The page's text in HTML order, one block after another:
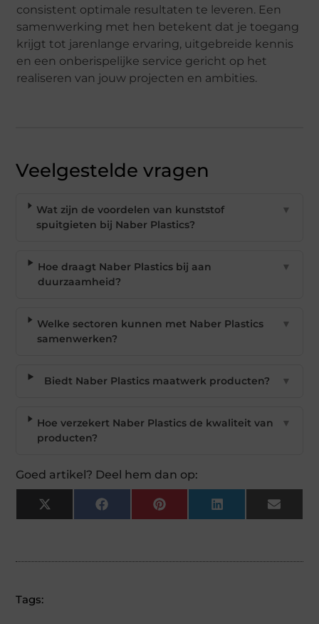
consistent optimale resultaten te leveren. Een
samenwerking met hen betekent dat je toegang
krijgt tot jarenlange ervaring, uitgebreide kennis
en een onberispelijke service gericht op het
realiseren van jouw projecten en ambities.
Veelgestelde vragen
Wat zijn de voordelen van kunststof
spuitgieten bij Naber Plastics?
▼
Hoe draagt Naber Plastics bij aan
duurzaamheid?
▼
Welke sectoren kunnen met Naber Plastics
samenwerken?
▼
Biedt Naber Plastics maatwerk producten? ▼
Hoe verzekert Naber Plastics de kwaliteit van
producten?
▼
Goed artikel? Deel hem dan op:
X
(Twitter)
Facebook Pinterest LinkedIn Email
Tags: